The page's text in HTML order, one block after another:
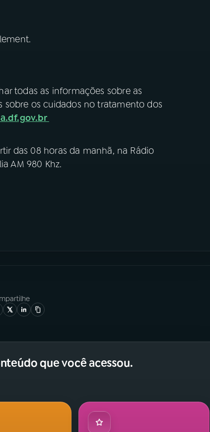
todas as informações sobre as
sobre os cuidados no tratamento dos
das 08 horas da manhã, na Rádio
AM 980 Khz.
que você acessou.